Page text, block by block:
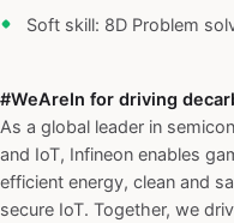
Soft skill: 8D Problem
#WeAreIn for driving
As a global leader in
and IoT, Infineon enables
efficient energy, clean and
secure IoT. Together, we